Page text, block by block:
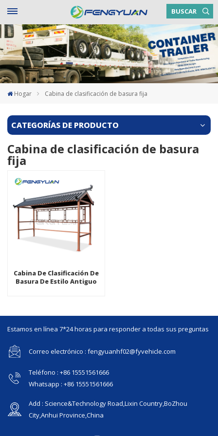
BUSCAR
Hogar Cabina de clasificación de basura fija
CATEGORÍAS DE PRODUCTO
Cabina de clasificación de basura
fija
Cabina De Clasificación De
Basura De Estilo Antiguo
Estamos en línea 7*24 horas para responder a todas sus preguntas
Correo electrónico : fengyuanhf02@fyvehicle.com
Teléfono : +86 15551561666
Whatsapp : +86 15551561666
Add : Science&Technology Road,Lixin Country,BoZhou
City,Anhui Province,China